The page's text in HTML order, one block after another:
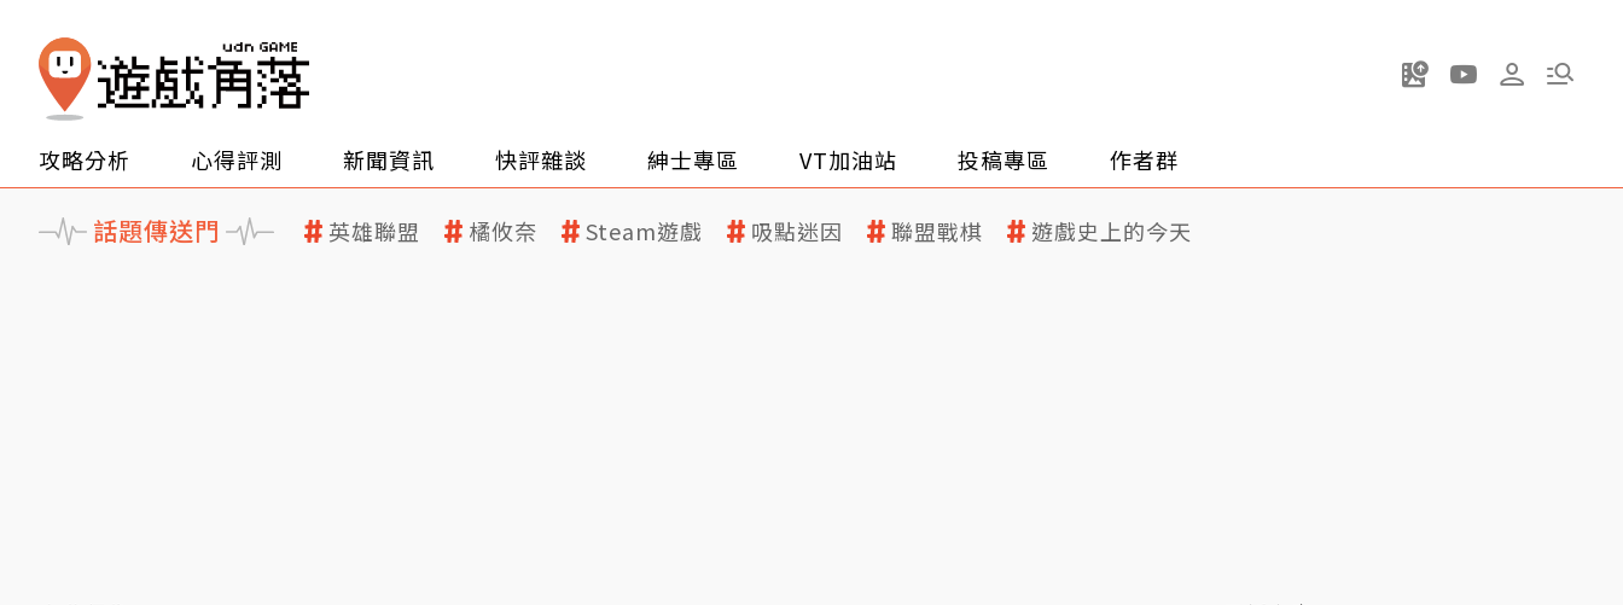
攻略分析 心得評測 新聞資訊 快評雜談 紳士專區 VT加油站 投稿專區 作者群
話題傳送門 英雄聯盟 橘攸奈 Steam遊戲 吸點迷因 聯盟戰棋 遊戲史上的今天